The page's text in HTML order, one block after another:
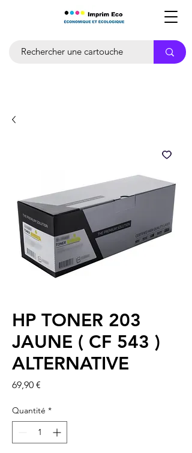
HP TONER 203
JAUNE ( CF 543 )
ALTERNATIVE
69,90 €
Quantité *